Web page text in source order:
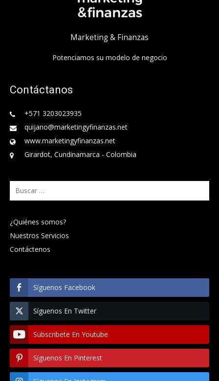
Marketing & Finanzas
Potenciamos su modelo de negocio
Contáctanos
+571 3203023935
quijano@marketingyfinanzas.net
www.marketingyfinanzas.net
Girardot, Cundinamarca - Colombia
Buscar:
¿Quiénes somos?
Nuestros Servicios
Contáctenos
Síguenos Facebook
Síguenos En Twitter
Subscribete En Youtube
Síguenos En Pinterest